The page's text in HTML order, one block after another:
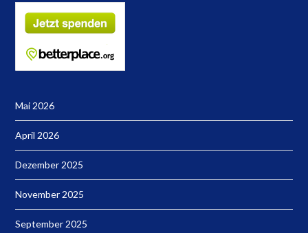
Mai 2026
April 2026
Dezember 2025
November 2025
September 2025